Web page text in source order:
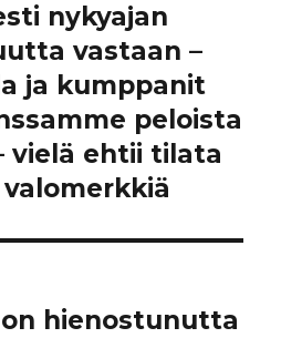
nykyajan
vastaan –
ja kumppanit
peloista
vielä ehtii tilata
hienostunutta